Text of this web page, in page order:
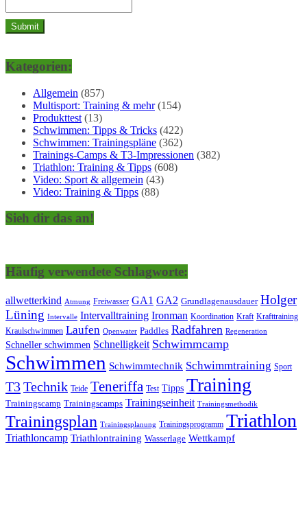
Kategorien:
Allgemein (857)
Multisport: Training & mehr(154)
Produkttest (13)
Schwimmen: Tipps & Tricks (422)
Schwimmen: Trainingspläne (362)
Trainings-Camps & T3-Impressionen (382)
Triathlon: Training & Tipps (608)
Video: Sport & allgemein (43)
Video: Training & Tipps (88)
Sieh dir das an!
Häufig verwendete Schlagworte:
allwetterkind Atmung Freiwasser GA1 GA2 Grundlagenausdauer Holger
Lüning Intervalle Intervalltraining Ironman Koordination Kraft Krafttraining
Kraulschwimmen Laufen Openwater Paddles Radfahren Regeneration
Schneller schwimmen Schnelligkeit Schwimmcamp
Schwimmen Schwimmtechnik Schwimmtraining Sport
T3Technik Teide Teneriffa Test Tipps Training
Trainingscamp Trainingscamps Trainingseinheit Trainingsmethodik
Trainingsplan Trainingsplanung Trainingsprogramm Triathlon
Triathloncamp Triathlontraining Wasserlage Wettkampf